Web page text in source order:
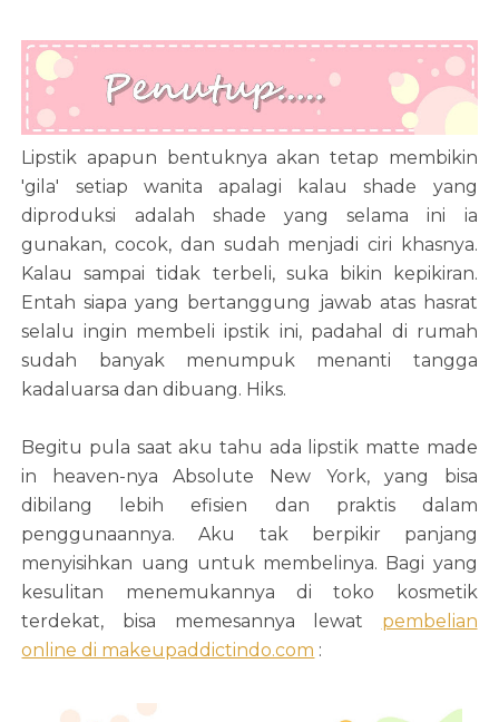
Lipstik apapun bentuknya akan tetap membikin
'gila' setiap wanita apalagi kalau shade yang
diproduksi adalah shade yang selama ini ia
gunakan, cocok, dan sudah menjadi ciri khasnya.
Kalau sampai tidak terbeli, suka bikin kepikiran.
Entah siapa yang bertanggung jawab atas hasrat
selalu ingin membeli ipstik ini, padahal di rumah
sudah banyak menumpuk menanti tangga
kadaluarsa dan dibuang. Hiks.
Begitu pula saat aku tahu ada lipstik matte made
in heaven-nya Absolute New York, yang bisa
dibilang lebih efisien dan praktis dalam
penggunaannya. Aku tak berpikir panjang
menyisihkan uang untuk membelinya. Bagi yang
kesulitan menemukannya di toko kosmetik
terdekat, bisa memesannya lewat pembelian
online di makeupaddictindo.com :